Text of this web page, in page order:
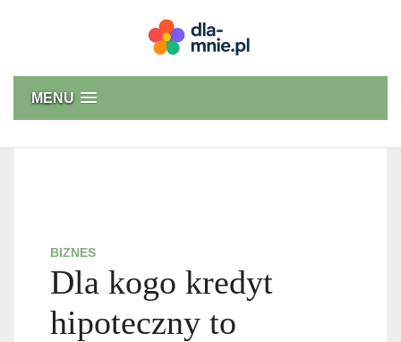
MENU
BIZNES
Dla kogo kredyt
hipoteczny to